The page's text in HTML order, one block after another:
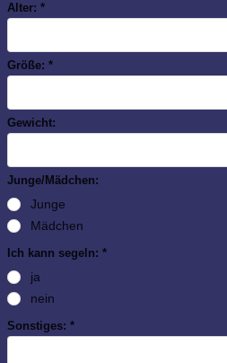
Alter: *
Größe: *
Gewicht:
Junge/Mädchen:
Junge
Mädchen
Ich kann segeln: *
ja
nein
Sonstiges: *